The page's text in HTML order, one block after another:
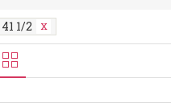
41 1/2